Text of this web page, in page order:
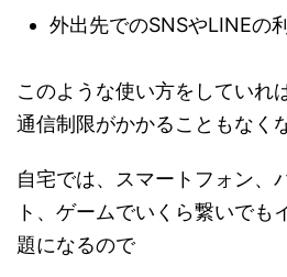
外出先でのSNSやLINEの
このような使い方をしていれ
通信制限がかかることもなく
自宅では、スマートフォン、
ト、ゲームでいくら繋いでも
題になるので